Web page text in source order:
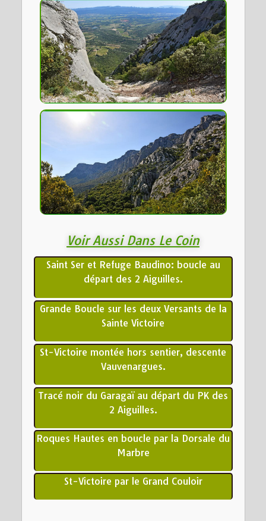
Voir Aussi Dans Le Coin
Saint Ser et Refuge Baudino: boucle au
départ des 2 Aiguilles.
Grande Boucle sur les deux Versants de la
Sainte Victoire
St-Victoire montée hors sentier, descente
Vauvenargues.
Tracé noir du Garagaï au départ du PK des
2 Aiguilles.
Roques Hautes en boucle par la Dorsale du
Marbre
St-Victoire par le Grand Couloir